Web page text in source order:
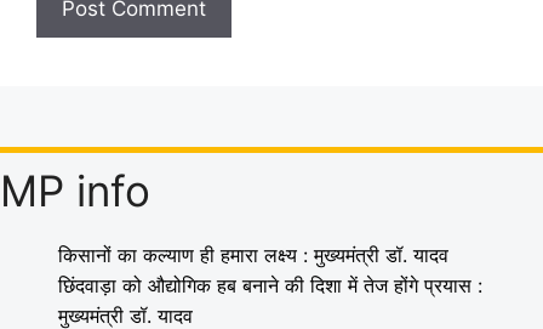
MP info
किसानों का कल्याण ही हमारा लक्ष्य : मुख्यमंत्री डॉ. यादव
छिंदवाड़ा को औद्योगिक हब बनाने की दिशा में तेज होंगे प्रयास :
मुख्यमंत्री डॉ. यादव